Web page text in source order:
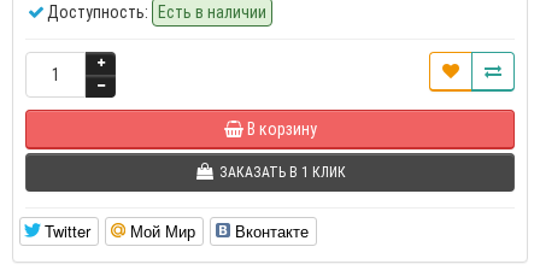
Доступность: Есть в наличии
В корзину
ЗАКАЗАТЬ В 1 КЛИК
Twitter Мой Мир Вконтакте